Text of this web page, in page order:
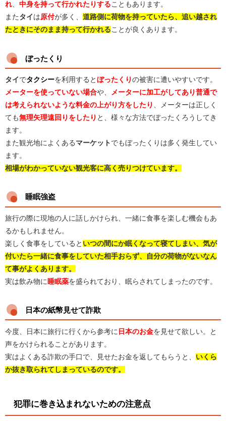
れ
中身を持って行かれたりする こともあります。
また タイ は原付が多く、 道路側に荷物を持っていたら、追い越され
たときにそのまま持って行かれる ことが良くあります。
ぼったくり
タイ でタクシーを利用すると ぼったくり の被害に遭いやすいです。
メーターを使っていない場合や、
メーターに加工がしてあり普通で
は考えられないような料金の上がり方をしたり
、メーターは正しく
ても無理矢理遠回りをしたり と、様々な方法でぼったくろうしてき
ます。
また観光地によくある マーケット でもぼったくりは多く発生してい
ます。
相場がわかっていない観光客に高く売りつけています。
睡眠強盗
旅行の際に現地の人に話しかけられ、一緒に食事を楽しむ機会もあ
るかもしれません。
楽しく食事をしていると いつの間にか眠くなって寝てしまい、気が
付いたら一緒に食事をしていた相手おらず、自分の荷物がないなん
て事がよくあります。
実は飲み物に 睡眠薬を盛られており、眠らされてしまったのです。
日本の紙幣見せて詐欺
今度、日本に旅行に行くから参考に 日本のお金を見せて欲しい。と
声をかけられることがあります。
実はよくある詐欺の手口で、見せたお金を返してもらうと、 いくら
か抜き取られてしまっているのです。
犯罪に巻き込まれないための注意点